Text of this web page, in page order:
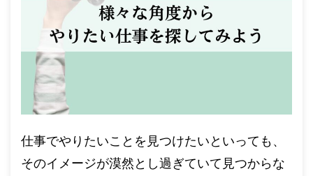
仕事でやりたいことを見つけたいといっても、
そのイメージが漠然とし過ぎていて見つからな